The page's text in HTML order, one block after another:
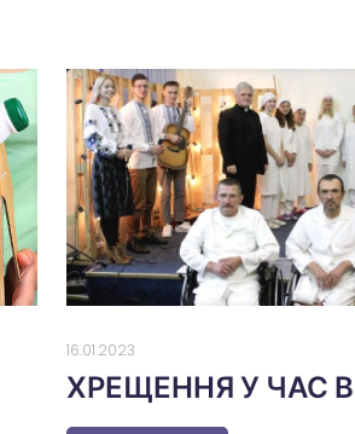
16.01.2023
ХРЕЩЕННЯ У ЧАС